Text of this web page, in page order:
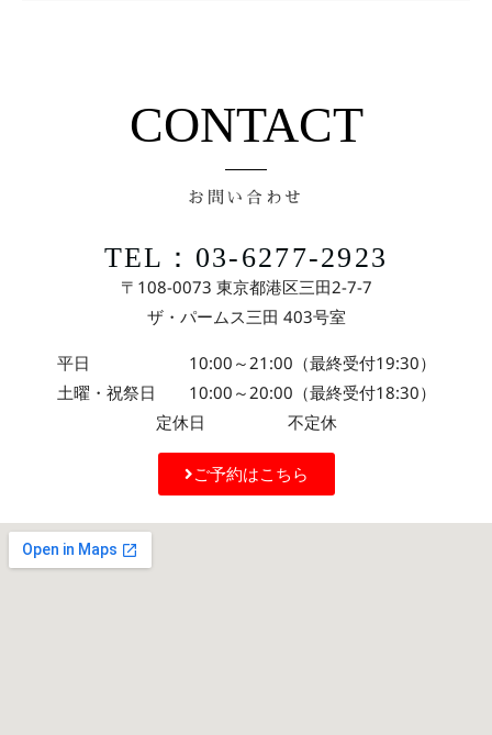
CONTACT
お問い合わせ
TEL：03-6277-2923
〒108-0073 東京都港区三田2-7-7
ザ・パームス三田 403号室
平日 10:00～21:00（最終受付19:30）
土曜・祝祭日 10:00～20:00（最終受付18:30）
定休日 不定休
ご予約はこちら